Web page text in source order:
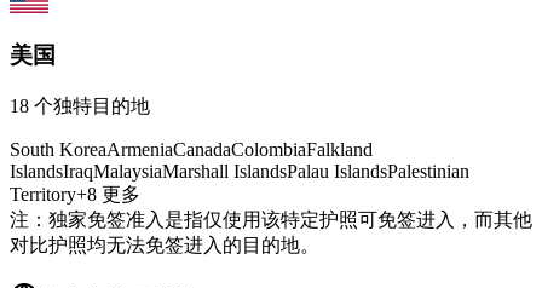
美国
18 个独特目的地
South KoreaArmeniaCanadaColombiaFalkland
IslandsIraqMalaysiaMarshall IslandsPalau IslandsPalestinian
Territory+8 更多
注：独家免签准入是指仅使用该特定护照可免签进入，而其他
对比护照均无法免签进入的目的地。